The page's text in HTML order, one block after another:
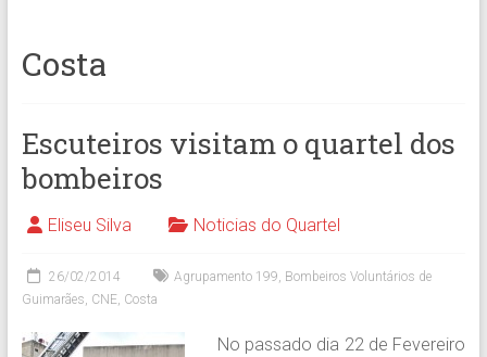
Costa
Escuteiros visitam o quartel dos
bombeiros
Eliseu Silva Noticias do Quartel
26/02/2014 Agrupamento 199, Bombeiros Voluntários de
Guimarães, CNE, Costa
No passado dia 22 de Fevereiro